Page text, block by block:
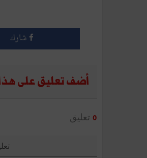
شارك
أضف تعليق على
0 تعليق